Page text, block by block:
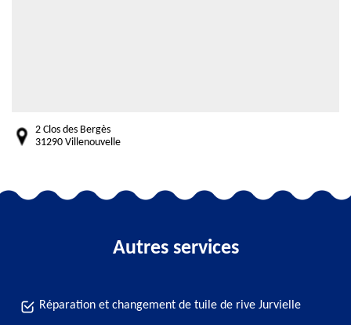
2 Clos des Bergès
31290 Villenouvelle
Autres services
Réparation et changement de tuile de rive Jurvielle